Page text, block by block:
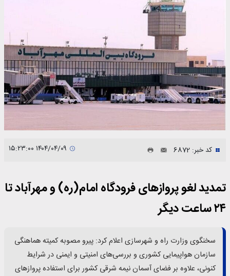
کد خبر: 6872
تمدید لغو پروازهای فرودگاه امام(ره) و مهرآباد تا
۲۴ ساعت دیگر
سخنگوی وزارت راه و شهرسازی اعلام کرد: پیرو مصوبه کمیته هماهنگی
سازمان هواپیمایی کشوری و بررسی‌های امنیتی و ایمنی در شرایط
کنونی، علاوه بر فضای آسمان نیمه شرقی کشور برای استفاده پروازهای